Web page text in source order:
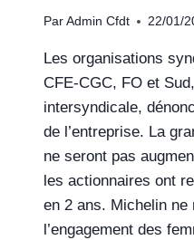
Par Admin Cfdt 22/01/
Les organisations
CFE-CGC, FO et
intersyndicale,
de l’entreprise. La
ne seront pas
les actionnaires ont
en 2 ans. Michelin ne
l’engagement des